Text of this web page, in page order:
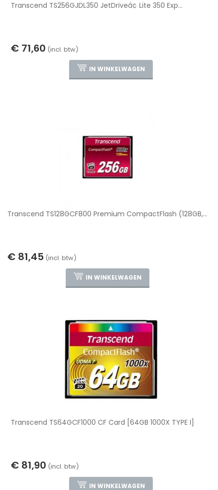
Transcend TS256GJDL350 JetDriveâ¢ Lite 350 Exp...
€ 71,60 (incl. btw)
IN WINKELWAGEN
Transcend TS128GCF800 Premium CompactFlash (128GB,...
€ 81,45 (incl. btw)
IN WINKELWAGEN
Transcend TS64GCF1000 CF Card [64GB 1000X TYPE I]
€ 81,90 (incl. btw)
IN WINKELWAGEN